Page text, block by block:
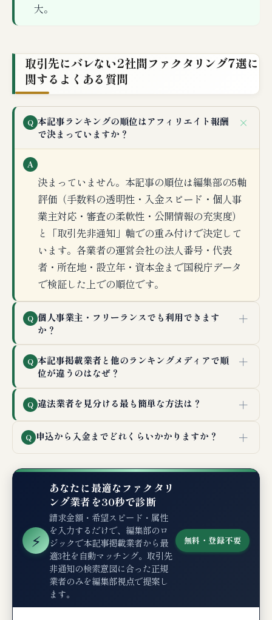
大。
取引先にバレない2社間ファクタリング7選に
関するよくある質問
Q 本記事ランキングの順位はアフィリエイト報酬
で決まっていますか？
＋
A
決まっていません。本記事の順位は編集部の5軸
評価（手数料の透明性・入金スピード・個人事
業主対応・審査の柔軟性・公開情報の充実度）
と「取引先非通知」軸での重み付けで決定して
います。各業者の運営会社の法人番号・代表
者・所在地・設立年・資本金まで国税庁データ
で検証した上での順位です。
Q 個人事業主・フリーランスでも利用できます
か？
＋
Q 本記事掲載業者と他のランキングメディアで順
位が違うのはなぜ？
＋
Q 違法業者を見分ける最も簡単な方法は？ ＋
Q 申込から入金までどれくらいかかりますか？ ＋
⚡
あなたに最適なファクタリ
ング業者を30秒で診断
請求金額・希望スピード・属性
を入力するだけで、編集部のロ
ジックで本記事掲載業者から最
適3社を自動マッチング。取引先
非通知の検索意図に合った正規
業者のみを編集部視点で提案し
ます。
無料・登録不要